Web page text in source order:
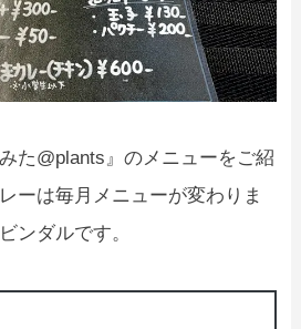
た@plants』のメニューをご紹
ーは毎月メニューが変わりま
ンダルです。